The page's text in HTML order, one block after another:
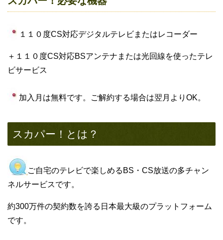
１１０度CS対応デジタルテレビまたはレコーダー
＋１１０度CS対応BSアンテナまたは光回線を使ったテレ
ビサービス
加入月は無料です。ご解約する場合は翌月よりOK。
スカパー！とは？
ご自宅のテレビで楽しめるBS・CS放送の多チャン
ネルサービスです。
約300万件の契約数を誇る日本最大級のプラットフォーム
です。